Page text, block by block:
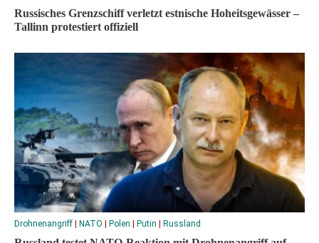
Russisches Grenzschiff verletzt estnische Hoheitsgewässer –
Tallinn protestiert offiziell
Drohnenangriff NATO Polen Putin Russland